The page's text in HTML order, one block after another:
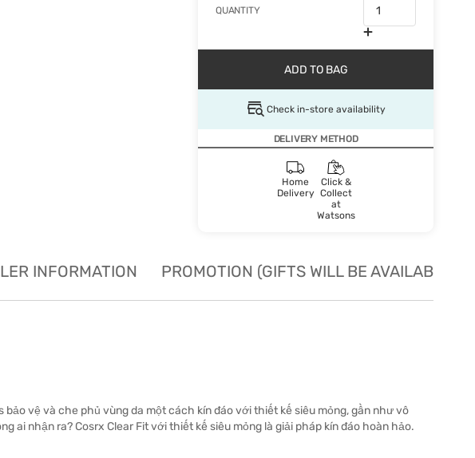
QUANTITY
ADD TO BAG
Check in-store availability
DELIVERY METHOD
Home
Delivery
Click &
Collect
at
Watsons
INFORMATION PROMOTION (GIFTS WILL BE AVAILABLE
bảo vệ và che phủ vùng da một cách kín đáo với thiết kế siêu mỏng, gần như vô
ai nhận ra? Cosrx Clear Fit với thiết kế siêu mỏng là giải pháp kín đáo hoàn hảo.